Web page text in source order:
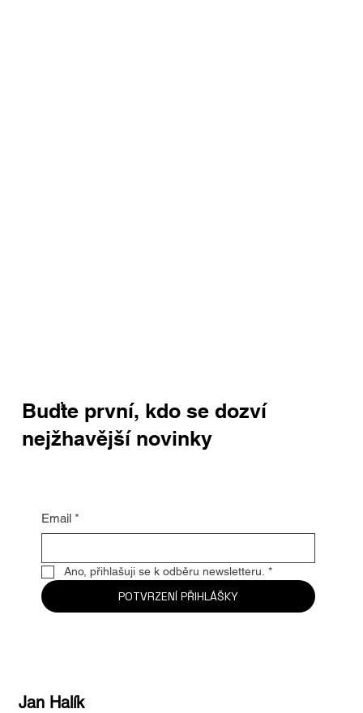
Buďte první, kdo se dozví
nejžhavější novinky
Email *
Ano, přihlašuji se k odběru newsletteru. *
POTVRZENÍ PŘIHLÁŠKY
Jan Halík